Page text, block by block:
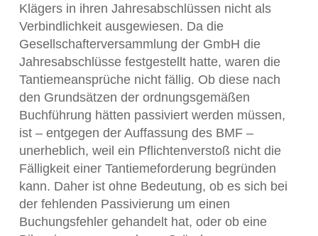
Klägers in ihren Jahresabschlüssen nicht als
Verbindlichkeit ausgewiesen. Da die
Gesellschafterversammlung der GmbH die
Jahresabschlüsse festgestellt hatte, waren die
Tantiemeansprüche nicht fällig. Ob diese nach
den Grundsätzen der ordnungsgemäßen
Buchführung hätten passiviert werden müssen,
ist – entgegen der Auffassung des BMF –
unerheblich, weil ein Pflichtenverstoß nicht die
Fälligkeit einer Tantiemeforderung begründen
kann. Daher ist ohne Bedeutung, ob es sich bei
der fehlenden Passivierung um einen
Buchungsfehler gehandelt hat, oder ob eine